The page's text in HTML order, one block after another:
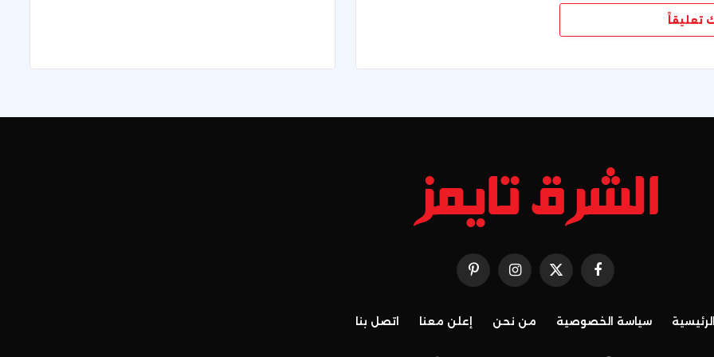
تعليقاً
فيسبوك X
(Twitter)
الانستغرامبينتيريست
الرئيسية سياسة الخصوصية من نحن إعلن معنا اتصل بنا